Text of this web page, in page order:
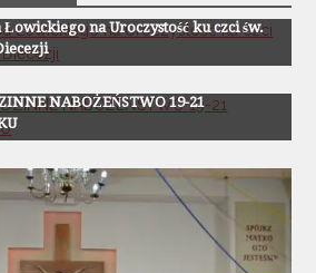
na Uroczystość ku czci św.
NABOŻEŃSTWO 19-21